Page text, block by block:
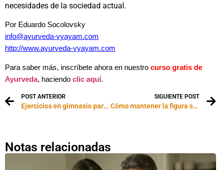
necesidades de la sociedad actual.
Por Eduardo Socolovsky
info@ayurveda-vyayam.com
http://www.ayurveda-vyayam.com
Para saber más, inscríbete ahora en nuestro curso gratis de
Ayurveda, haciendo clic aquí.
POST ANTERIOR
Ejercicios en gimnasio para reafirmar los glúteos
SIGUIENTE POST
Cómo mantener la figura sin levantarse de la silla
Notas relacionadas